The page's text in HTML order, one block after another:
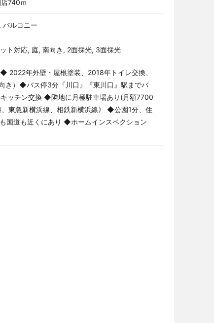
740ｍ
バルコニー
ト対応, 庭, 南向き, 2面採光, 3面採光
年外壁・屋根塗装、2018年トイレ交換、
き）◆バス停3分『川口』『東川口』駅までバ
ッチン交換 ◆隣地に月極駐車場あり(月額7700
東急新横浜線、相鉄新横浜線》 ◆公園1分、住
国道も近くにあり ◆ホームインスペクション